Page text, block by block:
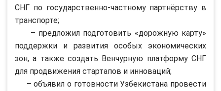
СНГ по государственно-частному партнёрству в
транспорте;
– предложил подготовить «дорожную карту»
поддержки и развития особых экономических
зон, а также создать Венчурную платформу СНГ
для продвижения стартапов и инноваций;
– объявил о готовности Узбекистана провести